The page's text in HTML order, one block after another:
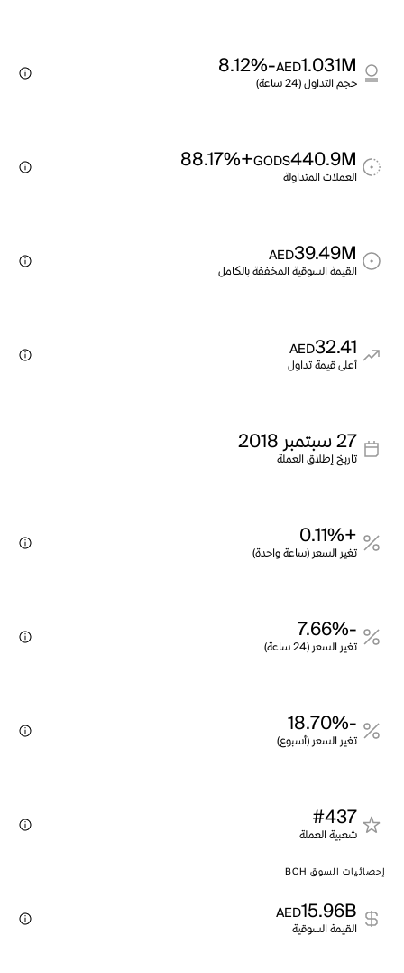
1.031M
AED
-8.12%
حجم التداول (24 ساعة)
440.9M
GODS
+88.17%
العملات المتداولة
39.49M
AED
القيمة السوقية المخففة بالكامل
32.41
AED
أعلى قيمة تداول
27 سبتمبر 2018
تاريخ إطلاق العملة
+0.11%
تغير السعر (ساعة واحدة)
-7.66%
تغير السعر (24 ساعة)
-18.70%
تغير السعر (أسبوع)
#437
شعبية العملة
إحصائيات السوق BCH
15.96B
AED
القيمة السوقية